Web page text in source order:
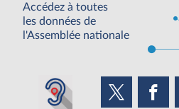
Accédez à toutes
les données de
l'Assemblée nationale